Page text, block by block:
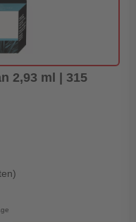
2,93 ml | 315